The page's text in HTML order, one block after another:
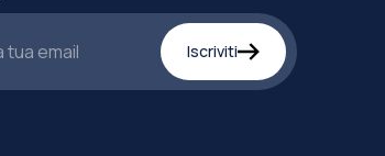
Iscriviti